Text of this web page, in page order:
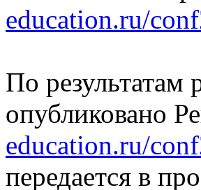
education.ru/
По результатам
опубликовано
education.ru/
передается в